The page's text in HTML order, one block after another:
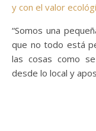
y con el valor
“Somos una
que no todo está
las cosas como
desde lo local y